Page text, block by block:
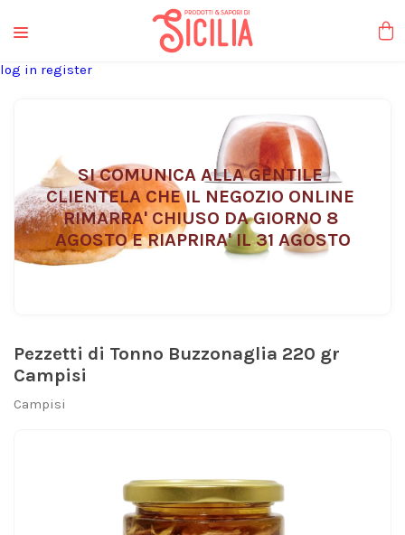
liquori tipici
log in register
SI COMUNICA ALLA GENTILE
CLIENTELA CHE IL NEGOZIO ONLINE
RIMARRA' CHIUSO DA GIORNO 8
AGOSTO E RIAPRIRA' IL 31 AGOSTO
Pezzetti di Tonno Buzzonaglia 220 gr
Campisi
Campisi